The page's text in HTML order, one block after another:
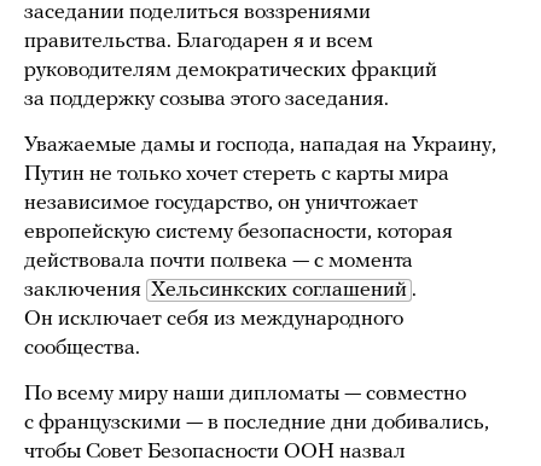
заседании поделиться воззрениями
правительства. Благодарен я и всем
руководителям демократических фракций
за поддержку созыва этого заседания.
Уважаемые дамы и господа, нападая на Украину,
Путин не только хочет стереть с карты мира
независимое государство, он уничтожает
европейскую систему безопасности, которая
действовала почти полвека — с момента
заключения Хельсинкских соглашений .
Он исключает себя из международного
сообщества.
По всему миру наши дипломаты — совместно
с французскими — в последние дни добивались,
чтобы Совет Безопасности ООН назвал